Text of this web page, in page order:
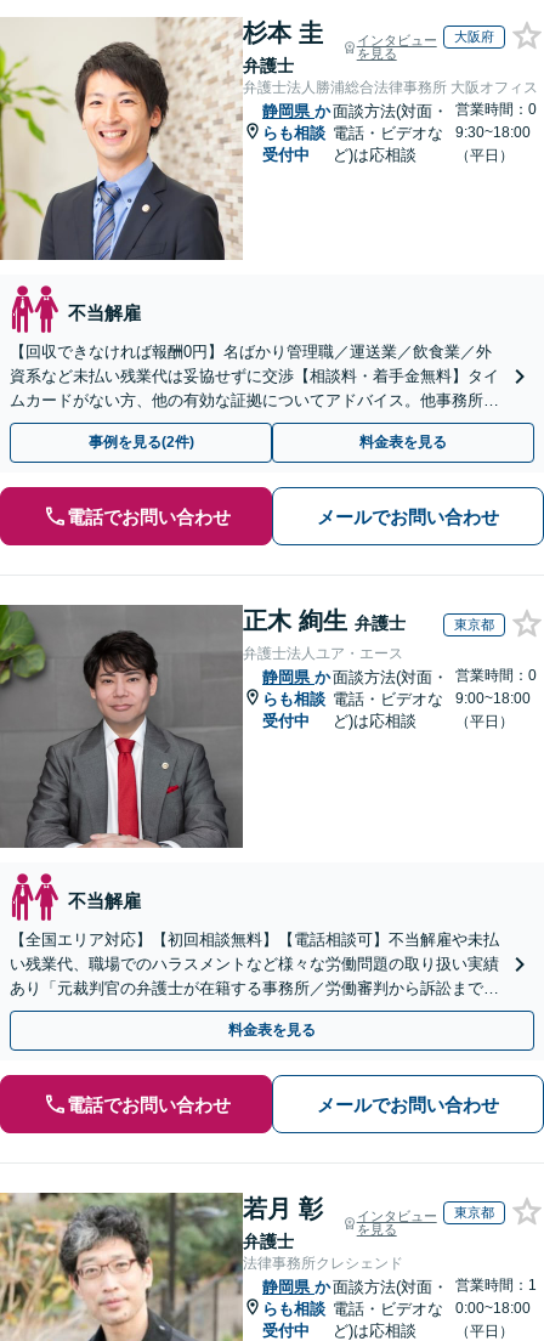
杉本 圭
弁護士
インタビュー
を見る
大阪府
弁護士法人勝浦総合法律事務所 大阪オフィス
静岡県 か
らも相談
受付中
面談方法(対面・
電話・ビデオな
ど)は応相談
営業時間：0
9:30~18:00
（平日）
不当解雇
【回収できなければ報酬0円】名ばかり管理職／運送業／飲食業／外
資系など未払い残業代は妥協せずに交渉【相談料・着手金無料】タイ
ムカードがない方、他の有効な証拠についてアドバイス。他事務所で
断られた方もご相談ください。あなたの権利を守ります！
事例を見る(2件) 料金表を見る
電話でお問い合わせ メールでお問い合わせ
正木 絢生 弁護士 東京都
弁護士法人ユア・エース
静岡県 か
らも相談
受付中
面談方法(対面・
電話・ビデオな
ど)は応相談
営業時間：0
9:00~18:00
（平日）
不当解雇
【全国エリア対応】【初回相談無料】【電話相談可】不当解雇や未払
い残業代、職場でのハラスメントなど様々な労働問題の取り扱い実績
あり「元裁判官の弁護士が在籍する事務所／労働審判から訴訟まで、
裁判官経験を活かした最適な戦略を立案」
料金表を見る
電話でお問い合わせ メールでお問い合わせ
若月 彰
弁護士
インタビュー
を見る
東京都
法律事務所クレシェンド
静岡県 か
らも相談
受付中
面談方法(対面・
電話・ビデオな
ど)は応相談
営業時間：1
0:00~18:00
（平日）